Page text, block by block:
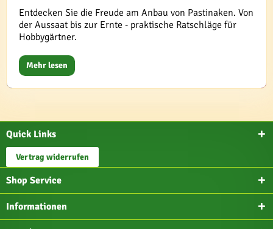
Entdecken Sie die Freude am Anbau von Pastinaken. Von
der Aussaat bis zur Ernte - praktische Ratschläge für
Hobbygärtner.
Mehr lesen
Quick Links
Vertrag widerrufen
Shop Service
Informationen